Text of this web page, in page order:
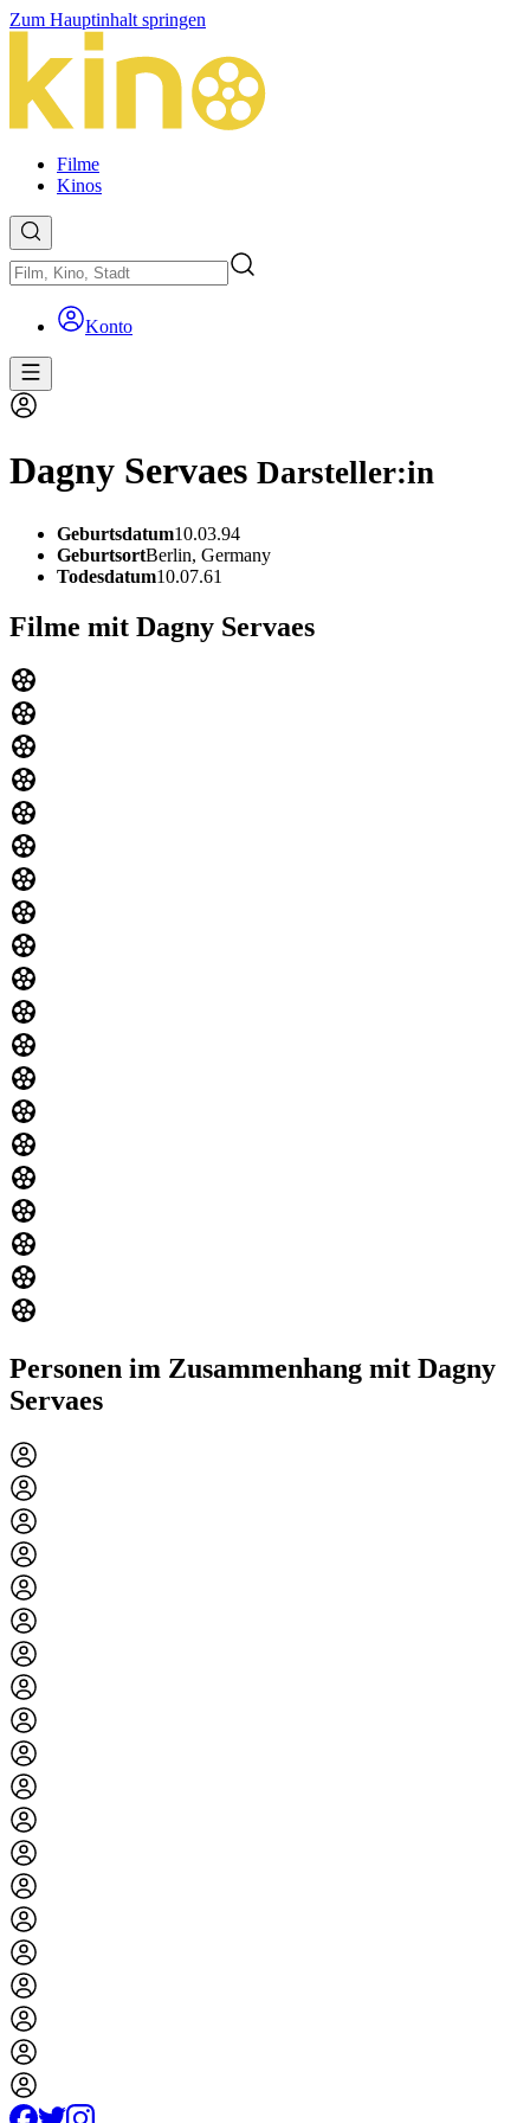
Zum Hauptinhalt springen
Filme
Kinos
Konto
Dagny Servaes Darsteller:in
Geburtsdatum10.03.94
GeburtsortBerlin, Germany
Todesdatum10.07.61
Filme mit Dagny Servaes
Personen im Zusammenhang mit Dagny
Servaes